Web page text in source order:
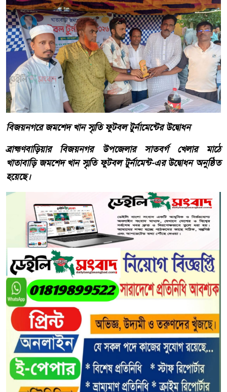
বিজয়নগরে জমশেদ খান স্মৃতি ফুটবল টুর্নামেন্টের উদ্বোধন
ব্রাহ্মণবাড়িয়ার বিজয়নগর উপজেলার সাতবর্গ খেলার মাঠে
খাতাবাড়ি জমশেদ খান স্মৃতি ফুটবল টুর্নামেন্ট-এর উদ্বোধন অনুষ্ঠিত
হয়েছে।